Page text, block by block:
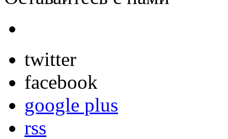
twitter
facebook
google plus
rss